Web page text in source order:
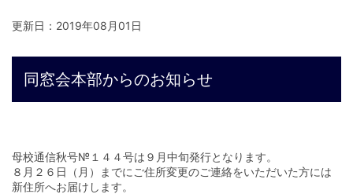
更新日：2019年08月01日
同窓会本部からのお知らせ
母校通信秋号№１４４号は９月中旬発行となります。
８月２６日（月）までにご住所変更のご連絡をいただいた方には
新住所へお届けします。